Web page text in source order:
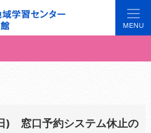
地域の講座や施設をご案内しています。
総合案内サイト
) 窓口予約システム休止の